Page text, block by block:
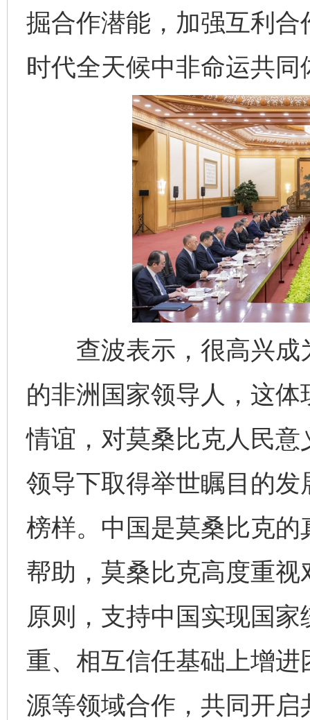
掘合作潜能，加强互利
时代全天候中非命运共同
查波表示，很高兴成
的非洲国家领导人，这
情谊，对莫桑比克人民
领导下取得举世瞩目的
榜样。中国是莫桑比克
帮助，莫桑比克高度重
原则，支持中国实现国
重、相互信任基础上增
源等领域合作，共同开